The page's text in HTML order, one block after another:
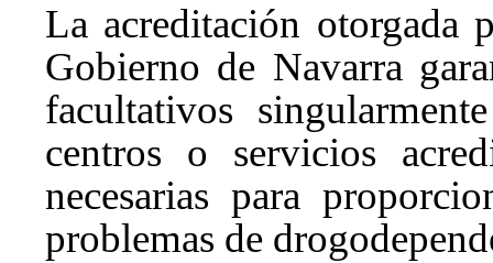
La acreditación otorgada
Gobierno de Navarra
facultativos
centros o servicios
necesarias para
problemas de